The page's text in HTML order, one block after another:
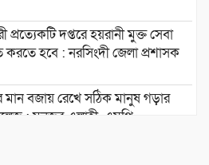
প্রত্যেকটি দপ্তরে হয়রানী মুক্ত সেবা
করতে হবে : নরসিংদী জেলা প্রশাসক
মান বজায় রেখে সঠিক মানুষ গড়ার
: মনজুর এলাহী, এমপি